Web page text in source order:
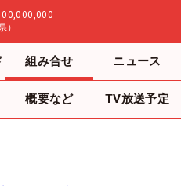
）
組み合せ ニュース
概要など TV放送予定